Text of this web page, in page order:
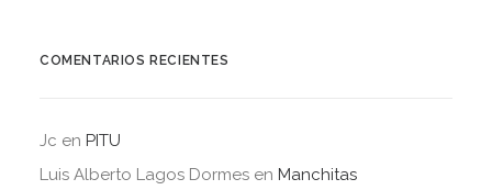
COMENTARIOS RECIENTES
Jc en PITU
Luis Alberto Lagos Dormes en Manchitas